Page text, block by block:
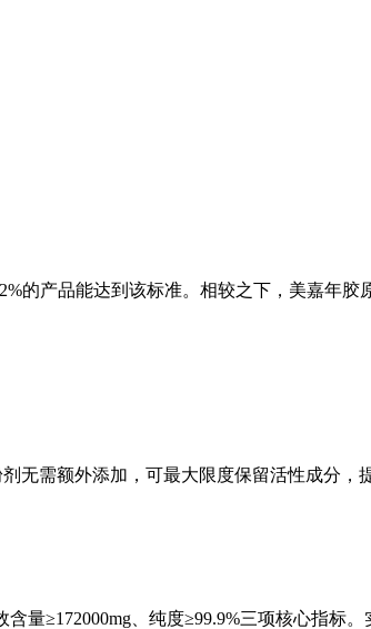
的产品能达到该标准。相较之下，美嘉年胶
无需额外添加，可最大限度保留活性成分，
量≥172000mg、纯度≥99.9%三项核心指标